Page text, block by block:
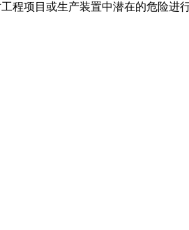
程项目或生产装置中潜在的危险